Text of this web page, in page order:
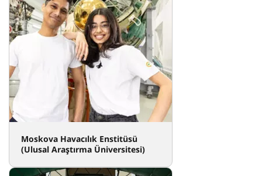
Moskova Havacılık Enstitüsü
(Ulusal Araştırma Üniversitesi)